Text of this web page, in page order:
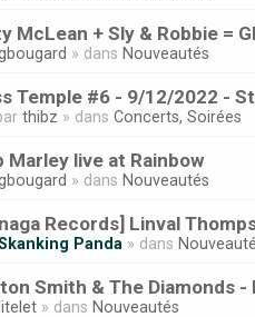
McLean + Sly & Robbie =
» dans Nouveautés
Temple #6 - 9/12/2022 -
thibz » dansConcerts, Soirées
Marley live at Rainbow
» dans Nouveautés
Records] Linval
Panda » dans
Smith & The Diamonds
litelet » dans Nouveautés